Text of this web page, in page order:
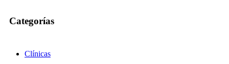
Categorías
Clínicas